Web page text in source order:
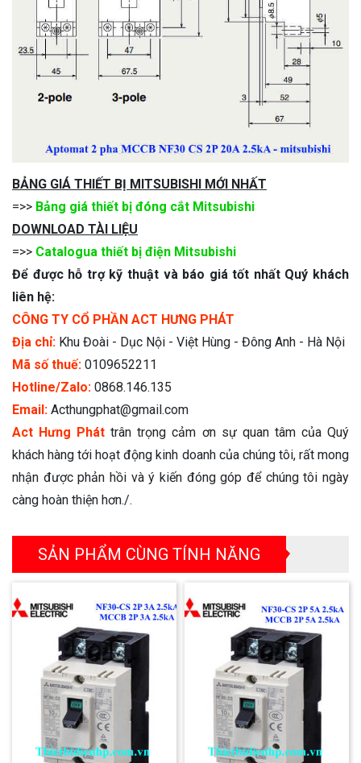
BẢNG GIÁ THIẾT BỊ MITSUBISHI MỚI NHẤT
=>> Bảng giá thiết bị đóng cắt Mitsubishi
DOWNLOAD TÀI LIỆU
=>> Catalogua thiết bị điện Mitsubishi
Để được hỗ trợ kỹ thuật và báo giá tốt nhất Quý khách
liên hệ:
CÔNG TY CỔ PHẦN ACT HƯNG PHÁT
Địa chỉ: Khu Đoài - Dục Nội - Việt Hùng - Đông Anh - Hà Nội
Mã số thuế: 0109652211
Hotline/Zalo: 0868.146.135
Email: Acthungphat@gmail.com
Act Hưng Phát trân trọng cảm ơn sự quan tâm của Quý
khách hàng tới hoạt động kinh doanh của chúng tôi, rất mong
nhận được phản hồi và ý kiến đóng góp để chúng tôi ngày
càng hoàn thiện hơn./.
SẢN PHẨM CÙNG TÍNH NĂNG